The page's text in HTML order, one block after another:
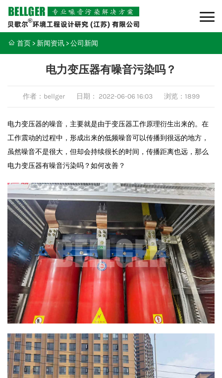
首页> 新闻资讯>公司新闻
电力变压器有噪音污染吗？
作者：bellger 日期： 2022-06-06 16:03 浏览：1899
电力变压器的噪音，主要就是由于变压器工作原理衍生出来的。在
工作震动的过程中，形成出来的低频噪音可以传播到很远的地方，
虽然噪音不是很大，但却会持续很长的时间，传播距离也远，那么
电力变压器有噪音污染吗？如何改善？